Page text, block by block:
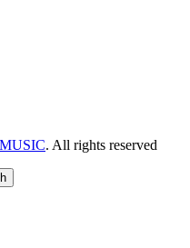
. All rights reserved